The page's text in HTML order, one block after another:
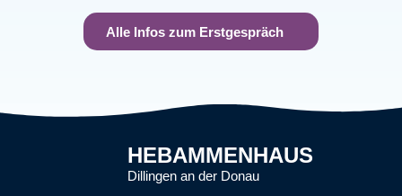
Alle Infos zum Erstgespräch
HEBAMMENHAUS
Dillingen an der Donau